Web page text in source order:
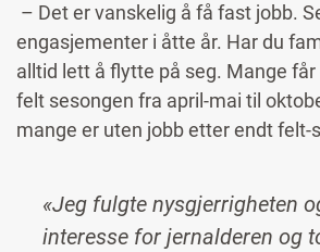
«Jeg fulgte nysgjerrigheten
interesse for jernalderen og
– Det er vanskelig å få fast jobb.
engasjementer i åtte år. Har du
alltid lett å flytte på seg. Mange
felt sesongen fra april-mai til
mange er uten jobb etter endt felt-